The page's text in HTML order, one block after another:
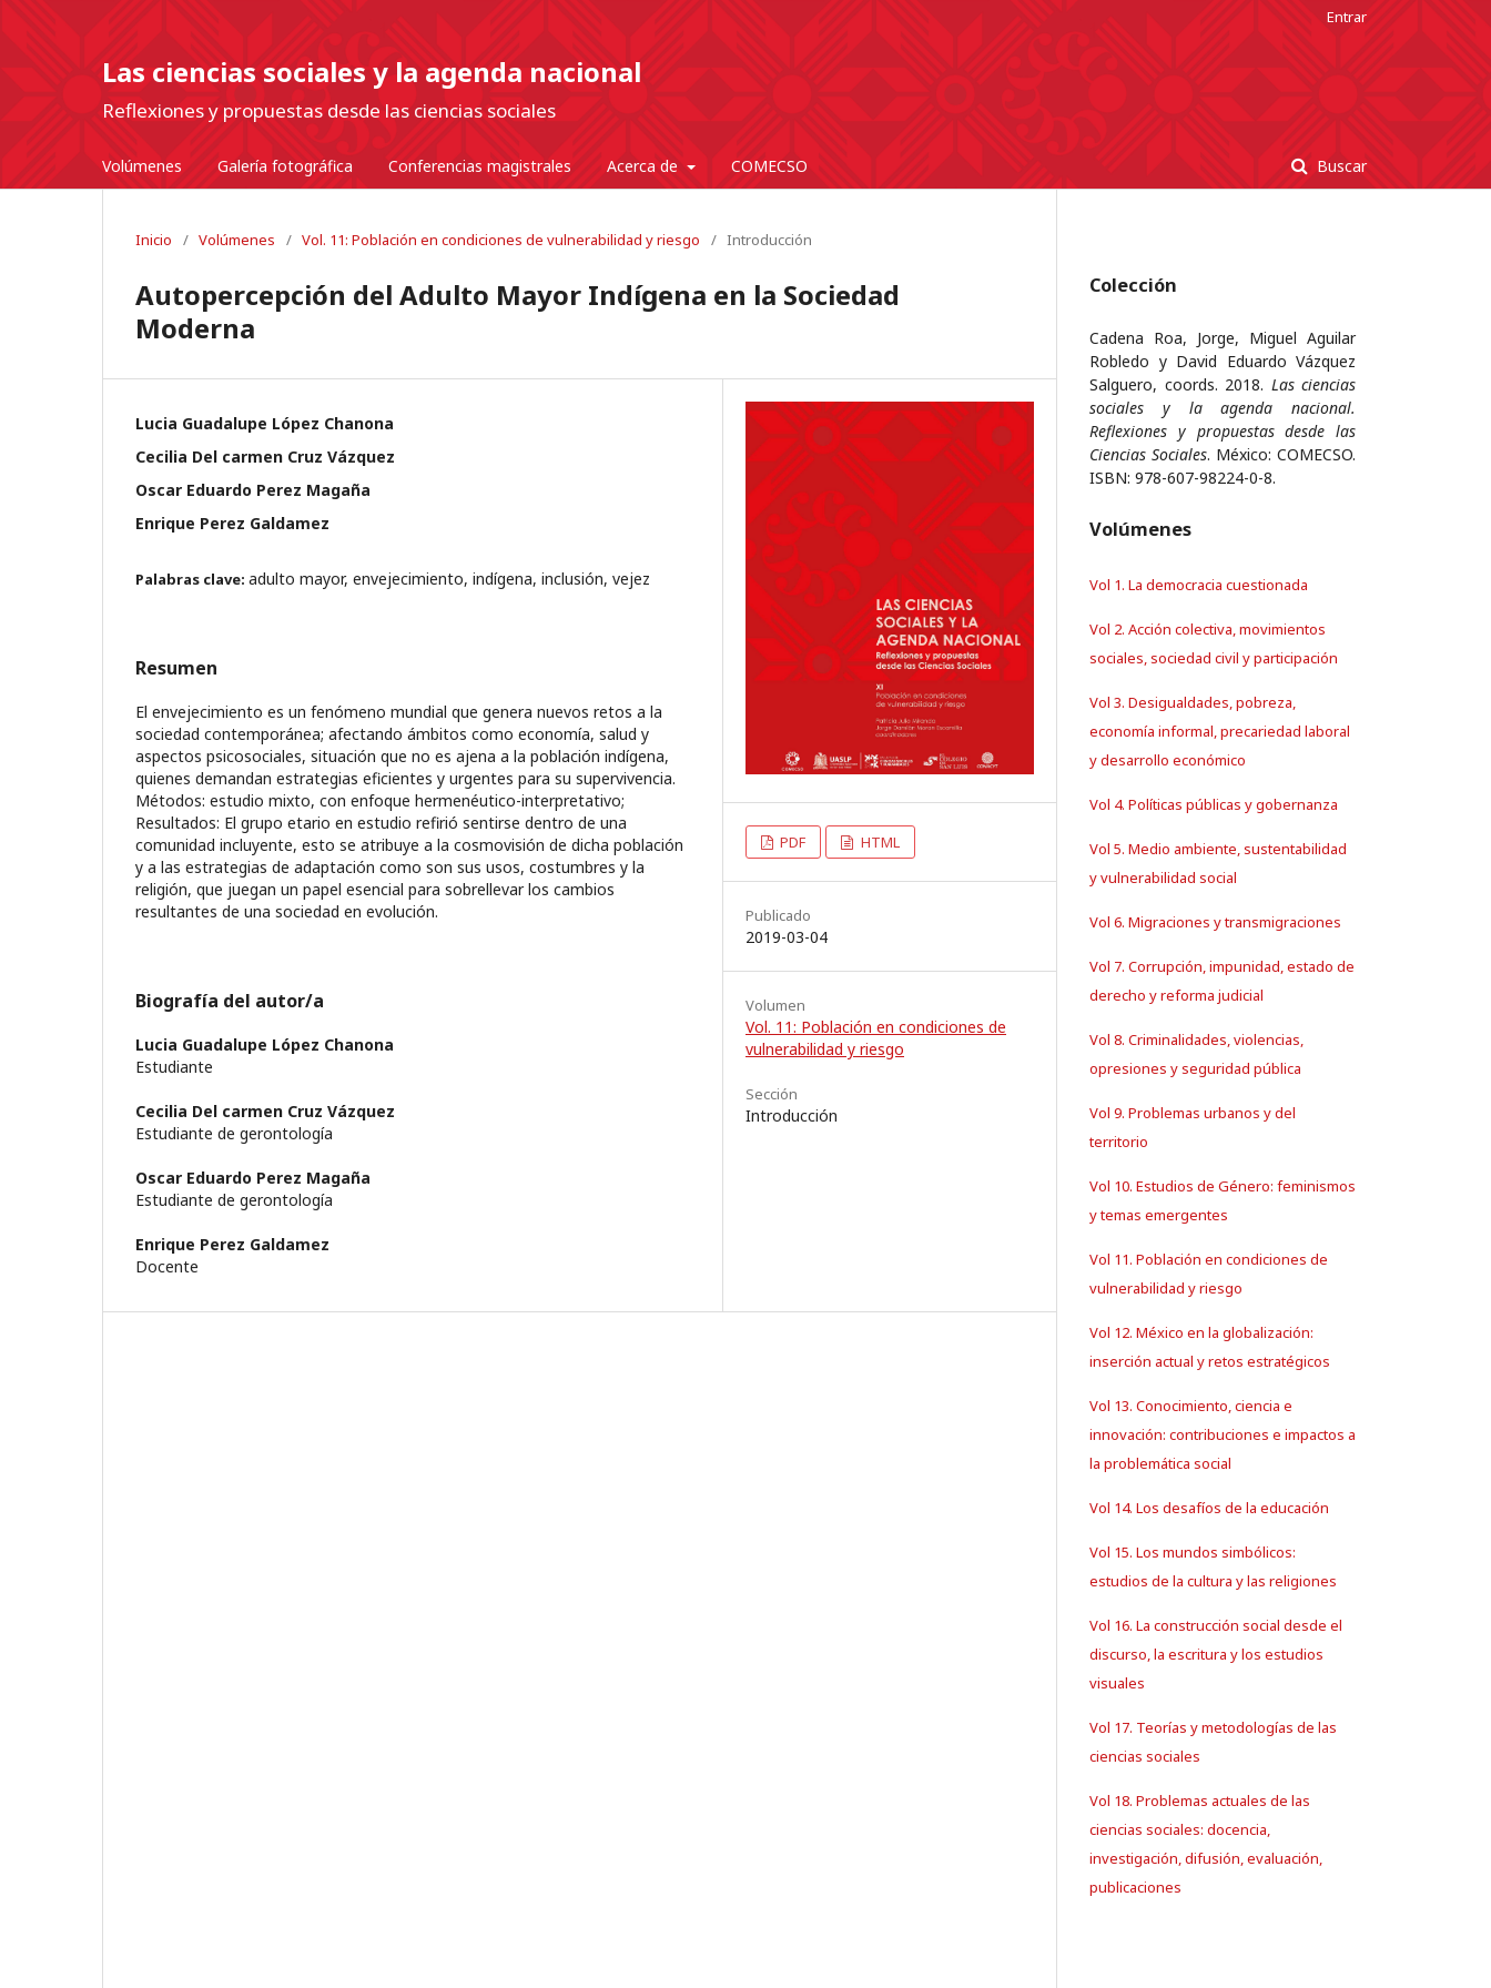
Las ciencias sociales y la agenda nacional
Reflexiones y propuestas desde las ciencias sociales
Volúmenes Galería fotográfica Conferencias magistrales Acerca de COMECSO Buscar
Entrar
Inicio / Volúmenes / Vol. 11: Población en condiciones de vulnerabilidad y riesgo / Introducción
Autopercepción del Adulto Mayor Indígena en la Sociedad
Moderna
Lucia Guadalupe López Chanona
Cecilia Del carmen Cruz Vázquez
Oscar Eduardo Perez Magaña
Enrique Perez Galdamez
Palabras clave: adulto mayor, envejecimiento, indígena, inclusión, vejez
Resumen
El envejecimiento es un fenómeno mundial que genera nuevos retos a la
sociedad contemporánea; afectando ámbitos como economía, salud y
aspectos psicosociales, situación que no es ajena a la población indígena,
quienes demandan estrategias eficientes y urgentes para su supervivencia.
Métodos: estudio mixto, con enfoque hermenéutico-interpretativo;
Resultados: El grupo etario en estudio refirió sentirse dentro de una
comunidad incluyente, esto se atribuye a la cosmovisión de dicha población
y a las estrategias de adaptación como son sus usos, costumbres y la
religión, que juegan un papel esencial para sobrellevar los cambios
resultantes de una sociedad en evolución.
Biografía del autor/a
Lucia Guadalupe López Chanona
Estudiante
Cecilia Del carmen Cruz Vázquez
Estudiante de gerontología
Oscar Eduardo Perez Magaña
Estudiante de gerontología
Enrique Perez Galdamez
Docente
PDF HTML
Publicado
2019-03-04
Volumen
Vol. 11: Población en condiciones de
vulnerabilidad y riesgo
Sección
Introducción
Colección
Cadena Roa, Jorge, Miguel Aguilar
Robledo y David Eduardo Vázquez
Salguero, coords. 2018. Las ciencias
sociales y la agenda nacional.
Reflexiones y propuestas desde las
Ciencias Sociales. México: COMECSO.
ISBN: 978-607-98224-0-8.
Volúmenes
Vol 1. La democracia cuestionada
Vol 2. Acción colectiva, movimientos
sociales, sociedad civil y participación
Vol 3. Desigualdades, pobreza,
economía informal, precariedad laboral
y desarrollo económico
Vol 4. Políticas públicas y gobernanza
Vol 5. Medio ambiente, sustentabilidad
y vulnerabilidad social
Vol 6. Migraciones y transmigraciones
Vol 7. Corrupción, impunidad, estado de
derecho y reforma judicial
Vol 8. Criminalidades, violencias,
opresiones y seguridad pública
Vol 9. Problemas urbanos y del
territorio
Vol 10. Estudios de Género: feminismos
y temas emergentes
Vol 11. Población en condiciones de
vulnerabilidad y riesgo
Vol 12. México en la globalización:
inserción actual y retos estratégicos
Vol 13. Conocimiento, ciencia e
innovación: contribuciones e impactos a
la problemática social
Vol 14. Los desafíos de la educación
Vol 15. Los mundos simbólicos:
estudios de la cultura y las religiones
Vol 16. La construcción social desde el
discurso, la escritura y los estudios
visuales
Vol 17. Teorías y metodologías de las
ciencias sociales
Vol 18. Problemas actuales de las
ciencias sociales: docencia,
investigación, difusión, evaluación,
publicaciones